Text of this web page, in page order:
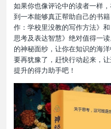
如果你也像评论中的读者一样
到一本能够真正帮助自己的书
作：学校里没教的写作方法》
思考及表达智慧》绝对值得一
的神秘面纱，让你在知识的海
要再犹豫了，赶快行动起来，
提升的得力助手吧！